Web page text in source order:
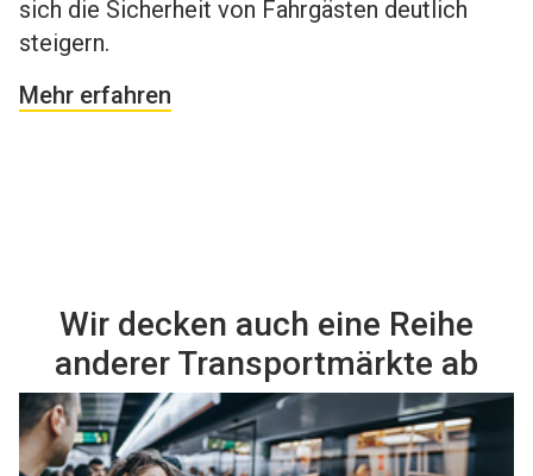
sich die Sicherheit von Fahrgästen deutlich
steigern.
Mehr erfahren
Wir decken auch eine Reihe
anderer Transportmärkte ab